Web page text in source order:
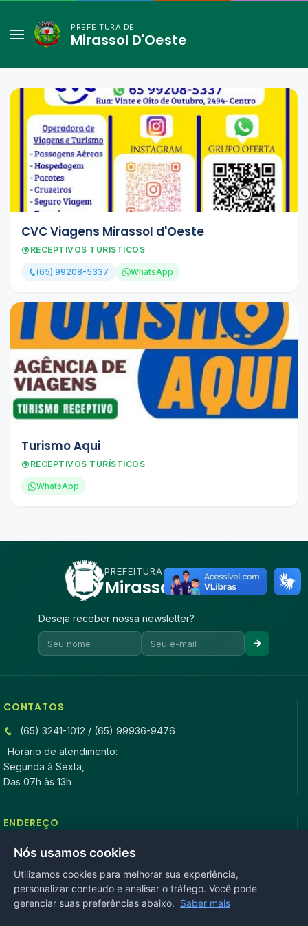
PREFEITURA DE
Mirassol D'Oeste
CVC Viagens Mirassol d'Oeste
RECEPTIVOS TURÍSTICOS
(65) 99208-5337 WhatsApp
Turismo Aqui
RECEPTIVOS TURÍSTICOS
WhatsApp
PREFEITURA DE
Mirassol D'Oeste
Deseja receber nossa newsletter?
CONTATOS
(65) 3241-1012 / (65) 99936-9476
Horário de atendimento:
Segunda à Sexta,
Das 07h às 13h
ENDEREÇO
Rua Antonio Tavares, n° 3310, Centro CEP: 78.280-000 -
Mirassol D’Oeste, MT
REDES SOCIAIS
Nós usamos cookies
Utilizamos cookies para melhorar sua experiência,
personalizar conteúdo e analisar o tráfego. Você pode
gerenciar suas preferências abaixo. Saber mais